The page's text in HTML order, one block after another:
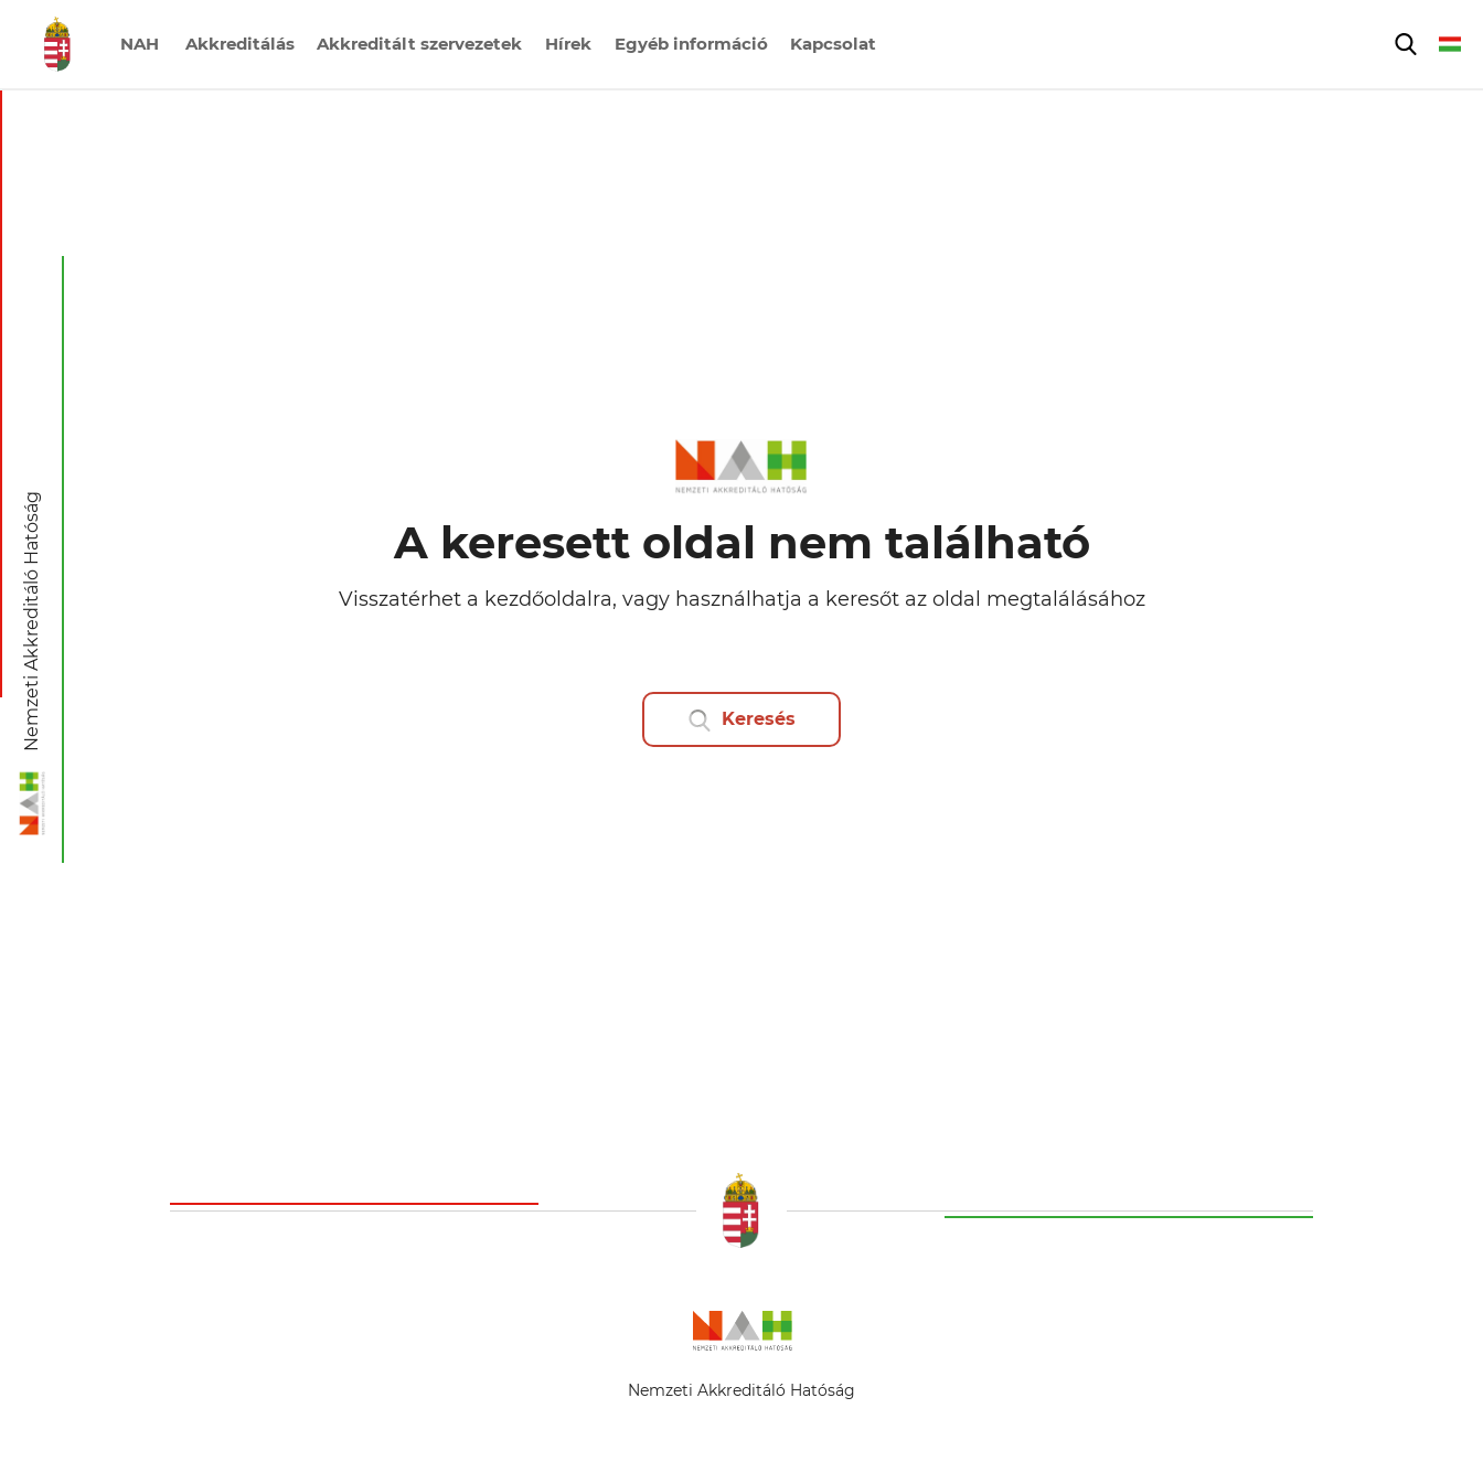
NAH Akkreditálás Akkreditált szervezetek Hírek Egyéb információ Kapcsolat
Nemzeti Akkreditáló Hatóság A keresett oldal nem található
Visszatérhet a kezdőoldalra, vagy használhatja a keresőt az oldal megtalálásához
Keresés
Nemzeti Akkreditáló Hatóság